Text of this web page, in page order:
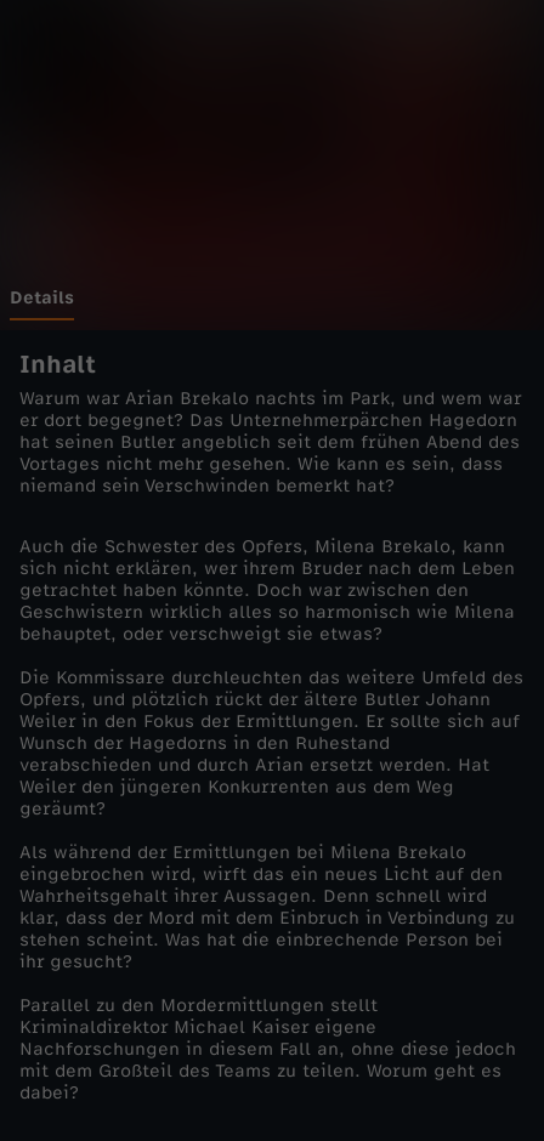
t
-
S
t
e
t
s
z
u
D
i
e
n
s
Details
Inhalt
Warum war Arian Brekalo nachts im Park, und wem war
er dort begegnet? Das Unternehmerpärchen Hagedorn
hat seinen Butler angeblich seit dem frühen Abend des
Vortages nicht mehr gesehen. Wie kann es sein, dass
niemand sein Verschwinden bemerkt hat?
Auch die Schwester des Opfers, Milena Brekalo, kann
sich nicht erklären, wer ihrem Bruder nach dem Leben
getrachtet haben könnte. Doch war zwischen den
Geschwistern wirklich alles so harmonisch wie Milena
behauptet, oder verschweigt sie etwas?
Die Kommissare durchleuchten das weitere Umfeld des
Opfers, und plötzlich rückt der ältere Butler Johann
Weiler in den Fokus der Ermittlungen. Er sollte sich auf
Wunsch der Hagedorns in den Ruhestand
verabschieden und durch Arian ersetzt werden. Hat
Weiler den jüngeren Konkurrenten aus dem Weg
geräumt?
Als während der Ermittlungen bei Milena Brekalo
eingebrochen wird, wirft das ein neues Licht auf den
Wahrheitsgehalt ihrer Aussagen. Denn schnell wird
klar, dass der Mord mit dem Einbruch in Verbindung zu
stehen scheint. Was hat die einbrechende Person bei
ihr gesucht?
Parallel zu den Mordermittlungen stellt
Kriminaldirektor Michael Kaiser eigene
Nachforschungen in diesem Fall an, ohne diese jedoch
mit dem Großteil des Teams zu teilen. Worum geht es
dabei?